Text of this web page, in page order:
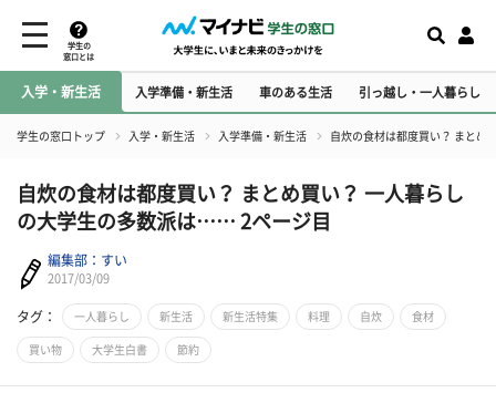
学生の
窓口とは
入学・新生活 入学準備・新生活 車のある生活 引っ越し・一人暮らし
学生の窓口トップ 入学・新生活 入学準備・新生活 自炊の食材は都度買い？ まと
自炊の食材は都度買い？ まとめ買い？ 一人暮らし
の大学生の多数派は…… 2ページ目
編集部：すい
2017/03/09
タグ： 一人暮らし 新生活 新生活特集 料理 自炊 食材
買い物 大学生白書 節約